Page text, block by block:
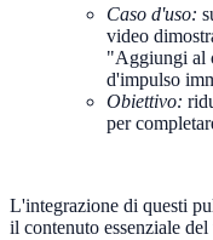
Caso d'uso:
video
"Aggiungi al
d'impulso
Obiettivo:
per
L'integrazione di questi
il contenuto essenziale